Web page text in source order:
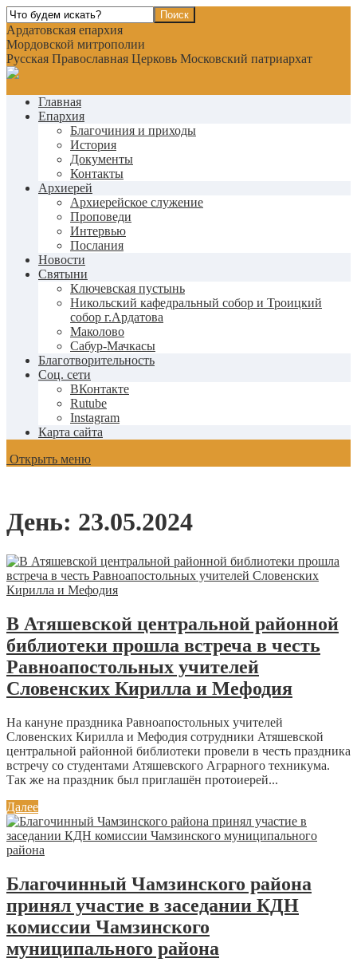
Ардатовская епархия
Мордовской митрополии
Русская Православная Церковь Московский патриархат
Главная
Епархия
Благочиния и приходы
История
Документы
Контакты
Архиерей
Архиерейское служение
Проповеди
Интервью
Послания
Новости
Святыни
Ключевская пустынь
Никольский кафедральный собор и Троицкий
собор г.Ардатова
Маколово
Сабур-Мачкасы
Благотворительность
Соц. сети
ВКонтакте
Rutube
Instagram
Карта сайта
Открыть меню
День: 23.05.2024
В Атяшевской центральной районной
библиотеки прошла встреча в честь
Равноапостольных учителей
Словенских Кирилла и Мефодия
На кануне праздника Равноапостольных учителей
Словенских Кирилла и Мефодия сотрудники Атяшевской
центральной районной библиотеки провели в честь праздника
встречу со студентами Атяшевского Аграрного техникума.
Так же на праздник был приглашён протоиерей...
Далее
Благочинный Чамзинского района
принял участие в заседании КДН
комиссии Чамзинского
муниципального района